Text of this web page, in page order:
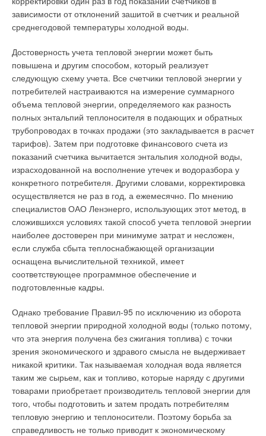
зависимости от отклонений зашитой в счетчик и реальной
среднегодовой температуры холодной воды.
Достоверность учета тепловой энергии может быть
повышена и другим способом, который реализует
следующую схему учета. Все счетчики тепловой энергии у
потребителей настраиваются на измерение суммарного
объема тепловой энергии, определяемого как разность
полных энтальпий теплоносителя в подающих и обратных
трубопроводах в точках продажи (это закладывается в расчет
тарифов). Затем при подготовке финансового счета из
показаний счетчика вычитается энтальпия холодной воды,
израсходованной на восполнение утечек и водоразбора у
конкретного потребителя. Другими словами, корректировка
осуществляется не раз в год, а ежемесячно. По мнению
специалистов ОАО Ленэнерго, использующих этот метод, в
сложившихся условиях такой способ учета тепловой энергии
наиболее достоверен при минимуме затрат и несложен,
если служба сбыта теплоснабжающей организации
оснащена вычислительной техникой, имеет
соответствующее программное обеспечение и
подготовленные кадры.
Однако требование Правил-95 по исключению из оборота
тепловой энергии природной холодной воды (только потому,
что эта энергия получена без сжигания топлива) с точки
зрения экономического и здравого смысла не выдерживает
никакой критики. Так называемая холодная вода является
таким же сырьем, как и топливо, которые наряду с другими
товарами приобретает производитель тепловой энергии для
того, чтобы подготовить и затем продать потребителям
тепловую энергию и теплоносители. Поэтому борьба за
справедливость не только приводит к экономическому